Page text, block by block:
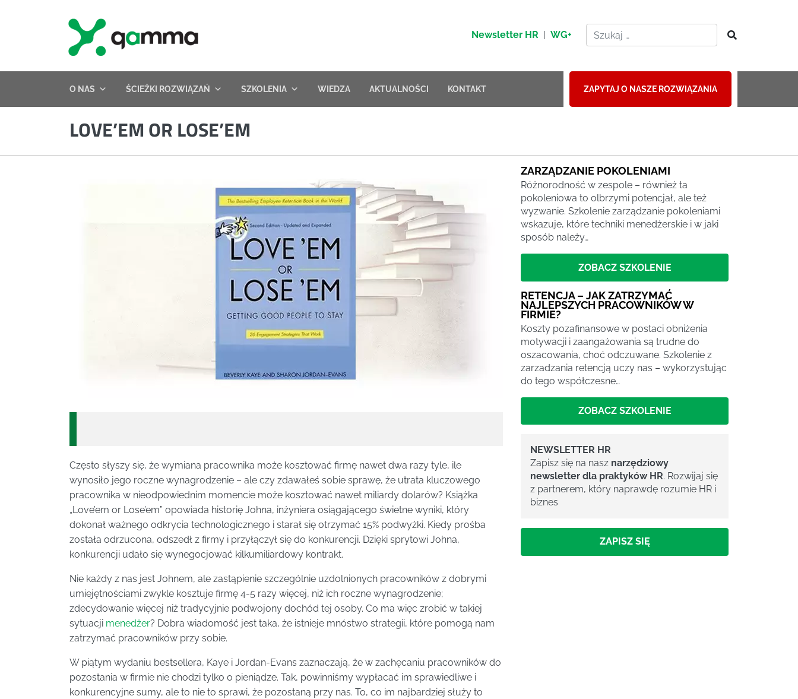
Newsletter HR | WG+
O NAS ŚCIEŻKI ROZWIĄZAŃ SZKOLENIA WIEDZA AKTUALNOŚCI KONTAKT ZAPYTAJ O NASZE ROZWIĄZANIA
LOVE’EM OR LOSE’EM
Często słyszy się, że wymiana pracownika może kosztować firmę nawet dwa razy tyle, ile
wynosiło jego roczne wynagrodzenie – ale czy zdawałeś sobie sprawę, że utrata kluczowego
pracownika w nieodpowiednim momencie może kosztować nawet miliardy dolarów? Książka
„Love’em or Lose’em” opowiada historię Johna, inżyniera osiągającego świetne wyniki, który
dokonał ważnego odkrycia technologicznego i starał się otrzymać 15% podwyżki. Kiedy prośba
została odrzucona, odszedł z firmy i przyłączył się do konkurencji. Dzięki sprytowi Johna,
konkurencji udało się wynegocjować kilkumiliardowy kontrakt.
Nie każdy z nas jest Johnem, ale zastąpienie szczególnie uzdolnionych pracowników z dobrymi
umiejętnościami zwykle kosztuje firmę 4-5 razy więcej, niż ich roczne wynagrodzenie;
zdecydowanie więcej niż tradycyjnie podwojony dochód tej osoby. Co ma więc zrobić w takiej
sytuacji menedżer? Dobra wiadomość jest taka, że istnieje mnóstwo strategii, które pomogą nam
zatrzymać pracowników przy sobie.
W piątym wydaniu bestsellera, Kaye i Jordan-Evans zaznaczają, że w zachęcaniu pracowników do
pozostania w firmie nie chodzi tylko o pieniądze. Tak, powinniśmy wypłacać im sprawiedliwe i
konkurencyjne sumy, ale to nie to sprawi, że pozostaną przy nas. To, co im najbardziej służy to
ZARZĄDZANIE POKOLENIAMI
Różnorodność w zespole – również ta
pokoleniowa to olbrzymi potencjał, ale też
wyzwanie. Szkolenie zarządzanie pokoleniami
wskazuje, które techniki menedżerskie i w jaki
sposób należy…
ZOBACZ SZKOLENIE
RETENCJA – JAK ZATRZYMAĆ
NAJLEPSZYCH PRACOWNIKÓW W
FIRMIE?
Koszty pozafinansowe w postaci obniżenia
motywacji i zaangażowania są trudne do
oszacowania, choć odczuwane. Szkolenie z
zarzadzania retencją uczy nas – wykorzystując
do tego współczesne…
ZOBACZ SZKOLENIE
NEWSLETTER HR
Zapisz się na nasz narzędziowy
newsletter dla praktyków HR. Rozwijaj się
z partnerem, który naprawdę rozumie HR i
biznes
ZAPISZ SIĘ